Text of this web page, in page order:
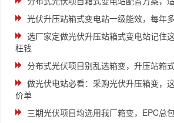
光伏升压站箱式变电站一级能效，每年
选厂家定做光伏升压站箱式变电站记住
枉钱
分布式光伏项目别乱选箱变，升压站箱
做光伏电站必看：采购光伏升压箱变，
价单
三期光伏项目均选用我厂箱变，EPC总